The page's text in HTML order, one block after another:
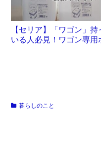
【セリア】「ワゴン」持
いる人必見！ワゴン専用
暮らしのこと